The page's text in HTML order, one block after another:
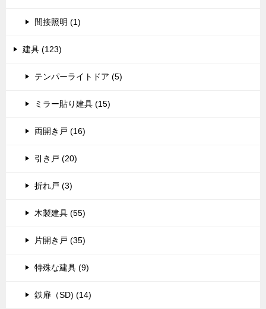
間接照明 (1)
建具 (123)
テンパーライトドア (5)
ミラー貼り建具 (15)
両開き戸 (16)
引き戸 (20)
折れ戸 (3)
木製建具 (55)
片開き戸 (35)
特殊な建具 (9)
鉄扉（SD) (14)